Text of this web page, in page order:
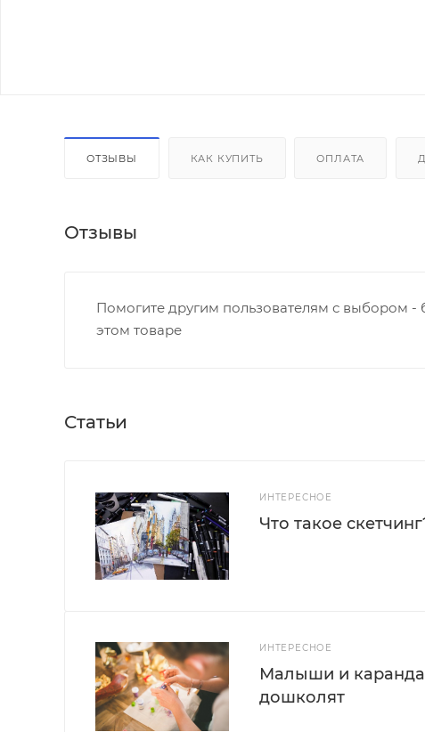
ОТЗЫВЫ КАК КУПИТЬ ОПЛАТА
Отзывы
Помогите другим пользователям с выбором
этом товаре
Статьи
ИНТЕРЕСНОЕ
Что такое
ИНТЕРЕСНОЕ
Малыши и
дошколят